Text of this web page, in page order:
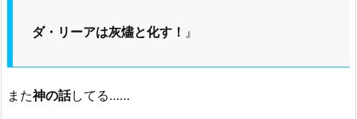
ダ・リーアは灰燼と化す！ 』
また神の話してる……